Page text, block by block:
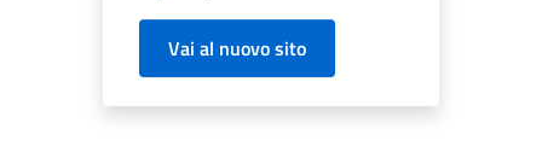
Vai al nuovo sito